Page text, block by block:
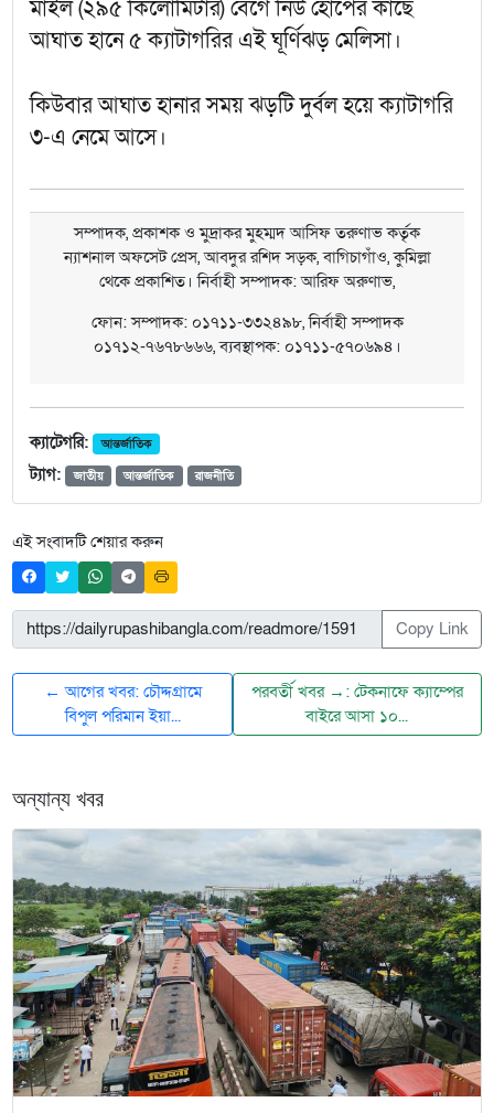
মাইল (২৯৫ কিলোমিটার) বেগে নিউ হোপের কাছে
আঘাত হানে ৫ ক্যাটাগরির এই ঘূর্ণিঝড় মেলিসা।
কিউবার আঘাত হানার সময় ঝড়টি দুর্বল হয়ে ক্যাটাগরি
৩-এ নেমে আসে।
সম্পাদক, প্রকাশক ও মুদ্রাকর মুহম্মদ আসিফ তরুণাভ কর্তৃক
ন্যাশনাল অফসেট প্রেস, আবদুর রশিদ সড়ক, বাগিচাগাঁও, কুমিল্লা
থেকে প্রকাশিত। নির্বাহী সম্পাদক: আরিফ অরুণাভ,
ফোন: সম্পাদক: ০১৭১১-৩৩২৪৯৮, নির্বাহী সম্পাদক
০১৭১২-৭৬৭৮৬৬৬, ব্যবস্থাপক: ০১৭১১-৫৭০৬৯৪।
ক্যাটেগরি: আন্তর্জাতিক
ট্যাগ: জাতীয় আন্তর্জাতিক রাজনীতি
এই সংবাদটি শেয়ার করুন
Copy Link
← আগের খবর: চৌদ্দগ্রামে
বিপুল পরিমান ইয়া...
পরবর্তী খবর →: টেকনাফে ক্যাম্পের
বাইরে আসা ১০...
অন্যান্য খবর